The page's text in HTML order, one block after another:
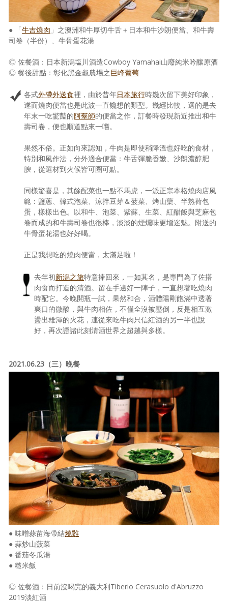
● 「牛吉燒肉 」之澳洲和牛厚切牛舌＋日本和牛沙朗便當、和牛壽
司卷（半份）、牛骨蛋花湯
◎ 佐餐酒：日本新潟塩川酒造Cowboy Yamahai山廢純米吟釀原酒
◎ 餐後甜點：彰化黑金龜農場之巨峰葡萄
各式外帶外送食裡，由於昔年日本旅行時幾次留下美好印象，
遂而燒肉便當也是此波一直饞想的類型。幾經比較，選的是去
年末一吃驚豔的阿羣師的便當之作，訂餐時發現新近推出和牛
壽司卷，便也順道點來一嚐。
果然不俗。正如向來認知，牛肉是即使稍降溫也好吃的食材，
特別和風作法，分外適合便當：牛舌彈脆香嫩、沙朗濃醇肥
腴，從選材到火候皆可圈可點。
同樣驚喜是，其餘配菜也一點不馬虎，一派正宗本格燒肉店風
範：鹽蔥、韓式泡菜、涼拌豆芽＆菠菜、烤山藥、半熟荷包
蛋，樣樣出色。以和牛、泡菜、紫蘇、生菜、紅醋飯與芝麻包
卷而成的和牛壽司卷也很棒，淡淡的煙燻味更增迷魅。附送的
牛骨蛋花湯也好好喝。
正是我想吃的燒肉便當，太滿足啦！
去年初新潟之旅特意捧回來，一如其名，是專門為了佐搭
肉食而打造的清酒。留在手邊好一陣子，一直想著吃燒肉
時配它。今晚開瓶一試，果然和合，酒體陽剛飽滿中透著
爽口的微酸，與牛肉相佐，不僅全沒被壓倒，反是相互激
盪出雄渾的火花，連從來吃牛肉只信紅酒的另一半也說
好，再次證諸此刻清酒世界之超越與多樣。
2021.06.23（三）晚餐
● 味噌蒜苗海帶結燒雞
● 蒜炒山菠菜
● 番茄冬瓜湯
● 糙米飯
◎ 佐餐酒：日前沒喝完的義大利Tiberio Cerasuolo d'Abruzzo
2019淡紅酒